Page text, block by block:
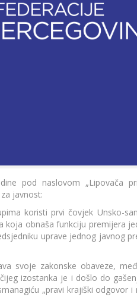
pod naslovom „Lipovača
javnost:
koristi prvi čovjek Unsko-
obnaša funkciju premijera
uprave jednog javnog
svoje zakonske obaveze,
izostanka je i došlo do
„pravi krajiški odgovor i